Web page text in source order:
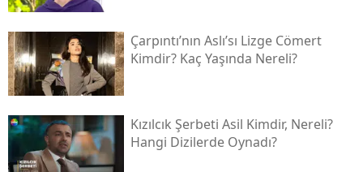
Çarpıntı’nın Aslı’sı Lizge Cömert
Kimdir? Kaç Yaşında Nereli?
Kızılcık Şerbeti Asil Kimdir, Nereli?
Hangi Dizilerde Oynadı?